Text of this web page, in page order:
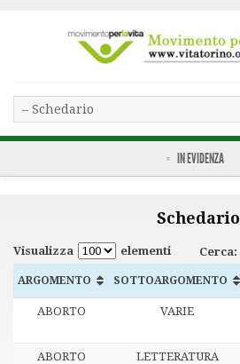
IN EVIDENZA
Schedario
Visualizza elementi Cerca:
ARGOMENTO SOTTOARGOMENTO
ABORTO VARIE
ABORTO LETTERATURA